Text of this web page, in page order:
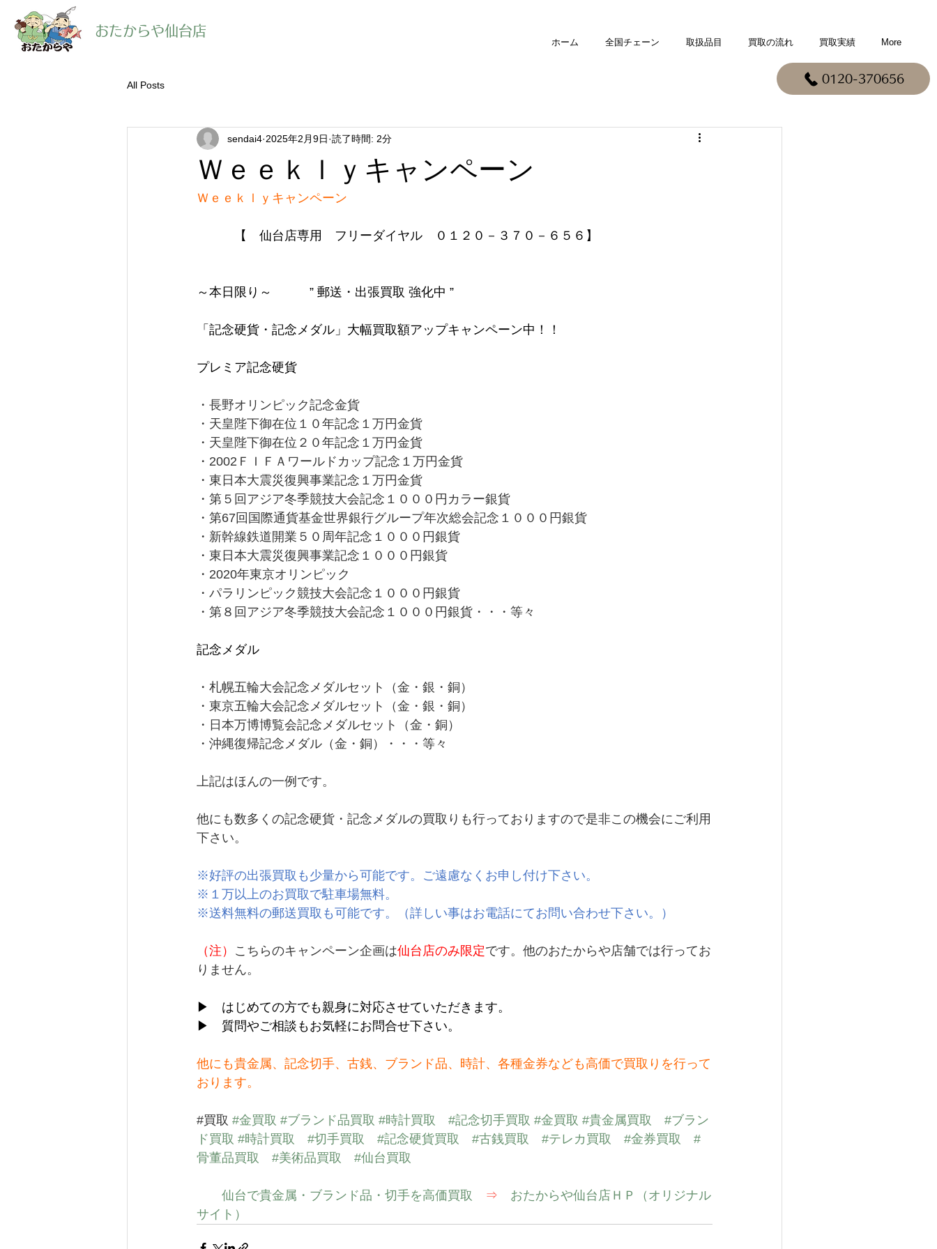
0120-370656
​おたからや仙台店
ホーム 全国チェーン 取扱品目 買取の流れ 買取実績 More
All Posts
Ｗｅｅｋｌｙキャンペーン
sendai4 2025年2月9日 読了時間: 2分
Ｗｅｅｋｌｙキャンペーン
【　仙台店専用　フリーダイヤル　０１２０－３７０－６５６】
～本日限り～　　　” 郵送・出張買取 強化中 ”
「記念硬貨・記念メダル」大幅買取額アップキャンペーン中！！
プレミア記念硬貨
・長野オリンピック記念金貨
・天皇陛下御在位１０年記念１万円金貨
・天皇陛下御在位２０年記念１万円金貨
・2002ＦＩＦＡワールドカップ記念１万円金貨
・東日本大震災復興事業記念１万円金貨
・第５回アジア冬季競技大会記念１０００円カラー銀貨
・第67回国際通貨基金世界銀行グループ年次総会記念１０００円銀貨
・新幹線鉄道開業５０周年記念１０００円銀貨
・東日本大震災復興事業記念１０００円銀貨
・2020年東京オリンピック
・パラリンピック競技大会記念１０００円銀貨
・第８回アジア冬季競技大会記念１０００円銀貨・・・等々
記念メダル
・札幌五輪大会記念メダルセット（金・銀・銅）
・東京五輪大会記念メダルセット（金・銀・銅）
・日本万博博覧会記念メダルセット（金・銅）
・沖縄復帰記念メダル（金・銅）・・・等々
上記はほんの一例です。
他にも数多くの記念硬貨・記念メダルの買取りも行っておりますので是非この機会にご利用
下さい。
※好評の出張買取も少量から可能です。ご遠慮なくお申し付け下さい。
※１万以上のお買取で駐車場無料。
※送料無料の郵送買取も可能です。（詳しい事はお電話にてお問い合わせ下さい。）
（注） こちらのキャンペーン企画は仙台店のみ限定です。他のおたからや店舗では行ってお
りません。
▶　はじめての方でも親身に対応させていただきます。
▶　質問やご相談もお気軽にお問合せ下さい。
他にも貴金属、記念切手、古銭、ブランド品、時計、各種金券なども高価で買取りを行って
おります。
#買取 #金買取 #ブランド品買取 #時計買取 #記念切手買取 #金買取 #貴金属買取
#ブラン
ド買取 #時計買取 #切手買取 #記念硬貨買取 #古銭買取 #テレカ買取 #金券買取
#
骨董品買取
#美術品買取 #仙台買取
仙台で貴金属・ブランド品・切手を高価買取 ⇒ おたからや仙台店ＨＰ（オリジナル
サイト）